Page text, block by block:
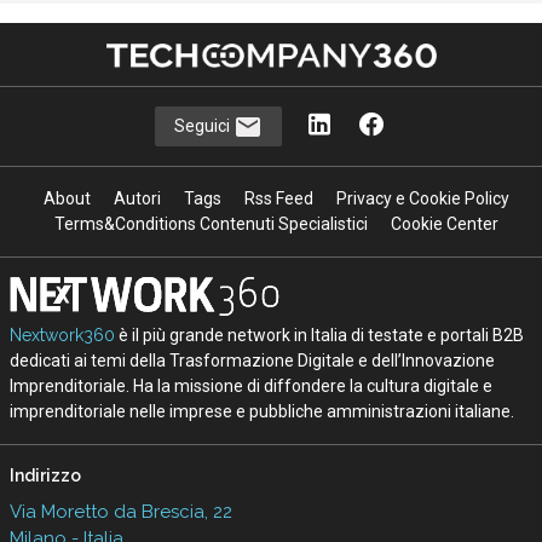
Seguici
About Autori Tags Rss Feed
Privacy e Cookie Policy
Terms&Conditions Contenuti Specialistici
Cookie Center
Nextwork360 è il più grande network in Italia di testate e portali B2B
dedicati ai temi della Trasformazione Digitale e dell’Innovazione
Imprenditoriale. Ha la missione di diffondere la cultura digitale e
imprenditoriale nelle imprese e pubbliche amministrazioni italiane.
Indirizzo
Via Moretto da Brescia, 22